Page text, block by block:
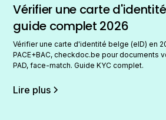
Vérifier une carte
guide complet 2026
Vérifier une carte d'identité belge (eID) en
PACE+BAC, checkdoc.be pour documents
PAD, face-match. Guide KYC complet.
Lire plus